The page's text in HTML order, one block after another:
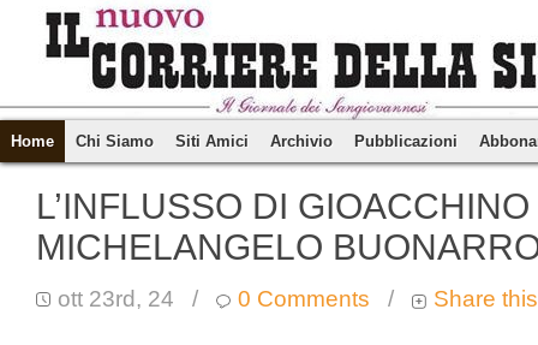
Home Chi Siamo Siti Amici Archivio Pubblicazioni
L’INFLUSSO DI
MICHELANGELO
ott 23rd, 24 / 0 Comments / Share